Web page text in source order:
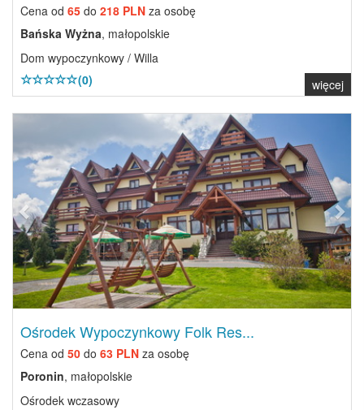
Cena od 65 do 218 PLN za osobę
Bańska Wyżna, małopolskie
Dom wypoczynkowy / Willa
(0)
więcej
Ośrodek Wypoczynkowy Folk Res...
Cena od 50 do 63 PLN za osobę
Poronin, małopolskie
Ośrodek wczasowy